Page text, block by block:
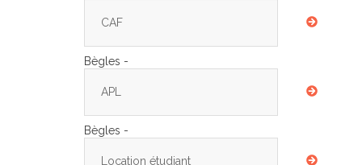
CAF
Bègles -
APL
Bègles -
Location étudiant